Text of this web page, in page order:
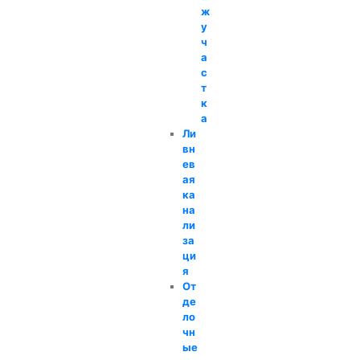
ж
у
ч
а
с
т
к
а
Ли
вн
ев
ая
ка
на
ли
за
ци
я
От
де
ло
чн
ые